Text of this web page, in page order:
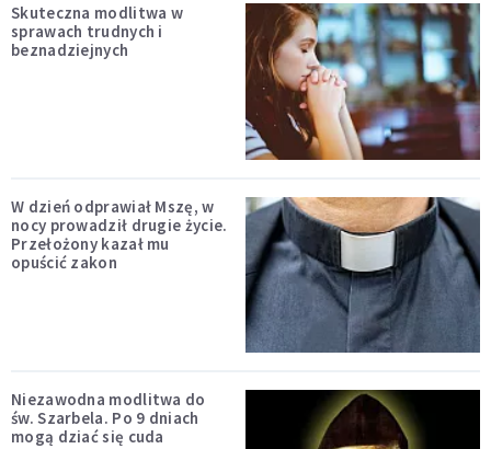
Skuteczna modlitwa w
sprawach trudnych i
beznadziejnych
W dzień odprawiał Mszę, w
nocy prowadził drugie życie.
Przełożony kazał mu
opuścić zakon
Niezawodna modlitwa do
św. Szarbela. Po 9 dniach
mogą dziać się cuda